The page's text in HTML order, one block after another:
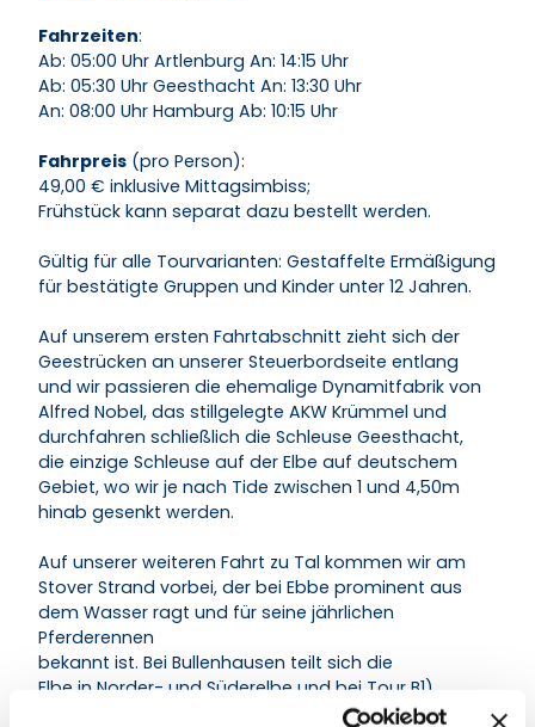
Fahrzeiten:
Ab: 05:00 Uhr Artlenburg An: 14:15 Uhr
Ab: 05:30 Uhr Geesthacht An: 13:30 Uhr
An: 08:00 Uhr Hamburg Ab: 10:15 Uhr
Fahrpreis (pro Person):
49,00 € inklusive Mittagsimbiss;
Frühstück kann separat dazu bestellt werden.
Gültig für alle Tourvarianten: Gestaffelte Ermäßigung
für bestätigte Gruppen und Kinder unter 12 Jahren.
Auf unserem ersten Fahrtabschnitt zieht sich der
Geestrücken an unserer Steuerbordseite entlang
und wir passieren die ehemalige Dynamitfabrik von
Alfred Nobel, das stillgelegte AKW Krümmel und
durchfahren schließlich die Schleuse Geesthacht,
die einzige Schleuse auf der Elbe auf deutschem
Gebiet, wo wir je nach Tide zwischen 1 und 4,50m
hinab gesenkt werden.
Auf unserer weiteren Fahrt zu Tal kommen wir am
Stover Strand vorbei, der bei Ebbe prominent aus
dem Wasser ragt und für seine jährlichen
Pferderennen
bekannt ist. Bei Bullenhausen teilt sich die
Elbe in Norder- und Süderelbe und bei Tour B1)
fahren wir über die Norderelbe hinein, bei Tour